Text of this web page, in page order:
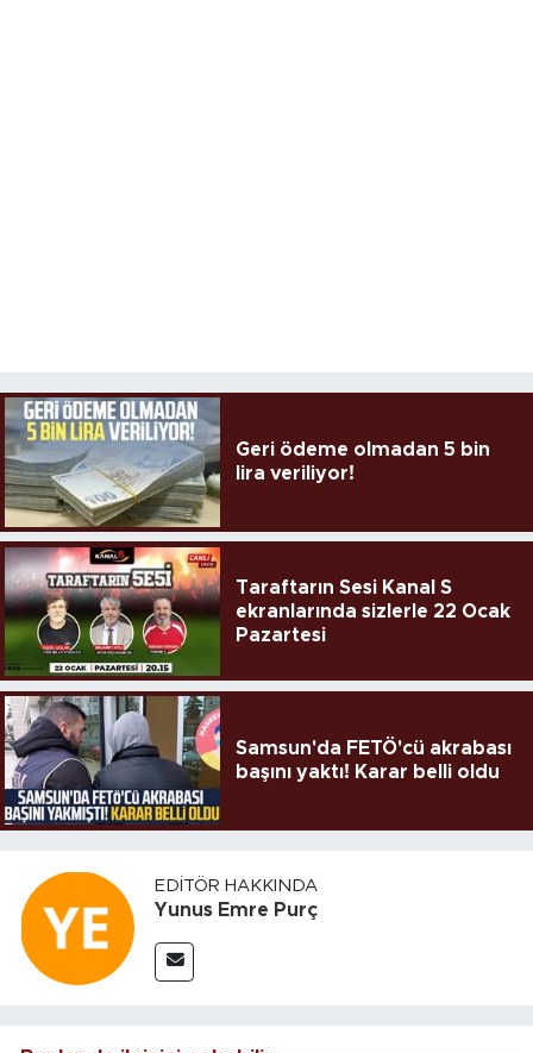
Geri ödeme olmadan 5 bin
lira veriliyor!
Taraftarın Sesi Kanal S
ekranlarında sizlerle 22 Ocak
Pazartesi
Samsun'da FETÖ'cü akrabası
başını yaktı! Karar belli oldu
EDITÖR HAKKINDA
Yunus Emre Purç